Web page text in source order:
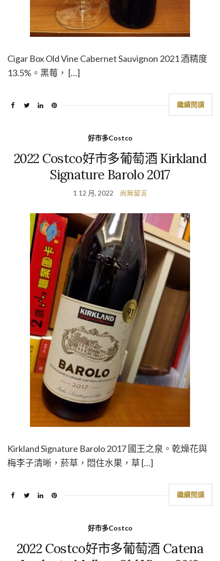
Cigar Box Old Vine Cabernet Sauvignon 2021 酒精度
13.5%。黑莓， […]
繼續閱讀
好市多Costco
2022 Costco好市多葡萄酒 Kirkland
Signature Barolo 2017
1 12 月, 2022 尚無留言
Kirkland Signature Barolo 2017 國王之泉。乾燥花與
梅李子清晰，菸草，悶住水果，草 […]
繼續閱讀
好市多Costco
2022 Costco好市多葡萄酒 Catena